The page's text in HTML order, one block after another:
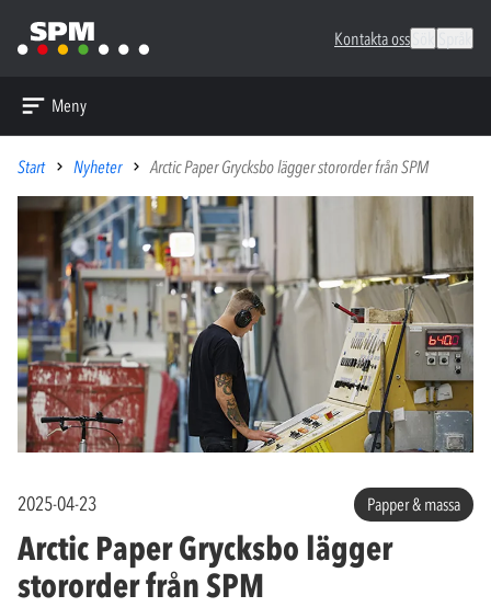
Kontakta oss
Meny
Start Nyheter Arctic Paper Grycksbo lägger stororder från SPM
2025-04-23 Papper & massa
Arctic Paper Grycksbo lägger
stororder från SPM